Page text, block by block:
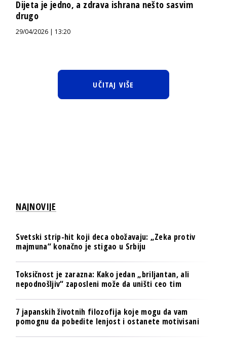
Dijeta je jedno, a zdrava ishrana nešto sasvim
drugo
29/04/2026 | 13:20
UČITAJ VIŠE
NAJNOVIJE
Svetski strip-hit koji deca obožavaju: „Zeka protiv
majmuna“ konačno je stigao u Srbiju
Toksičnost je zarazna: Kako jedan „briljantan, ali
nepodnošljiv“ zaposleni može da uništi ceo tim
7 japanskih životnih filozofija koje mogu da vam
pomognu da pobedite lenjost i ostanete motivisani